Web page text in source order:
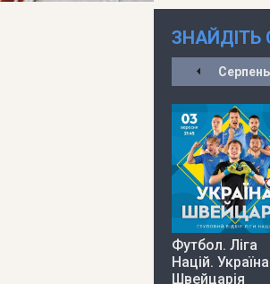
Серпень
Футбол. Ліга
Націй.
Швейцарія